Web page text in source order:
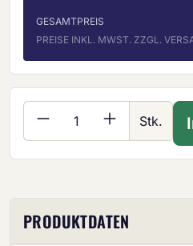
GESAMTPREIS
PREISE INKL. MWST. ZZGL.
Produkt Anzahl:
Stk.
PRODUKTDATEN